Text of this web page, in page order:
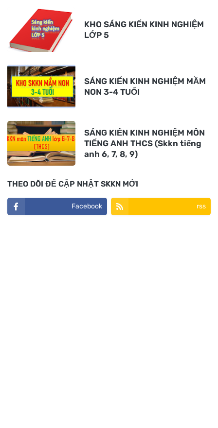
KHO SÁNG KIẾN KINH NGHIỆM
LỚP 5
SÁNG KIẾN KINH NGHIỆM MẦM
NON 3-4 TUỔI
SÁNG KIẾN KINH NGHIỆM MÔN
TIẾNG ANH THCS (Skkn tiếng
anh 6, 7, 8, 9)
THEO DÕI ĐỂ CẬP NHẬT SKKN MỚI
Facebook rss